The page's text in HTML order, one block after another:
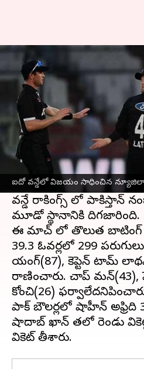
ఐదో వన్డేలో విజయం సాధించిన
చివరి వన్డేలో 47
పాకిస్తాన్ ఓటమి
వ్రాసిన వారు Jayachandra Akuri May 08, 2023
ఈ వార్తాకథనం ఏంటి
న్యూజిలాండ్ తో జరిగిన ఐదో
పరుగుల తేడాతో
ను పాకిస్తాన్ 4-1తో కైవసం
వన్డే ర్యాకింగ్స్ లో పాకిస్తాన్
మూడో స్థానానికి దిగజారింది.
ఈ మ్యాచ్ లో తొలుత
39.3 ఓవర్లలో 299
యంగ్(87), కెప్టెన్ టామ్
రాణించారు. చాప్ మన్(43),
కోంచి(26)
పాక్ బౌలర్లలో షాహీన్
షాదాబ్ ఖాన్ తలో రెండు